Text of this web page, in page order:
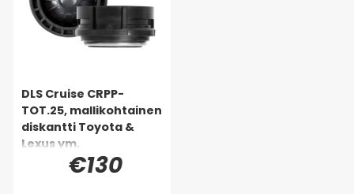
DLS Cruise CRPP-
TOT.25, mallikohtainen
diskantti Toyota &
Lexus ym.
€130